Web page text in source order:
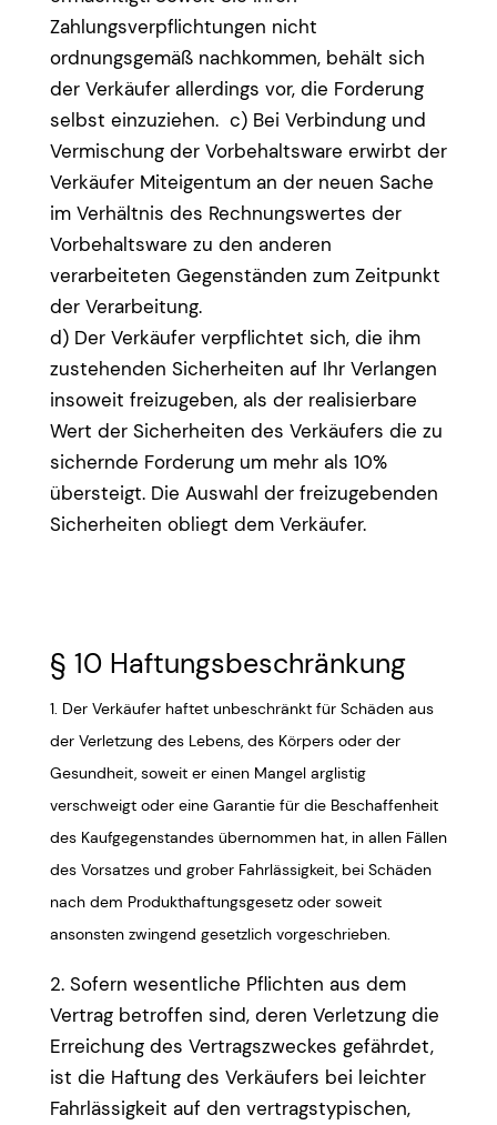
Zahlungsverpflichtungen nicht
ordnungsgemäß nachkommen, behält sich
der Verkäufer allerdings vor, die Forderung
selbst einzuziehen. c) Bei Verbindung und
Vermischung der Vorbehaltsware erwirbt der
Verkäufer Miteigentum an der neuen Sache
im Verhältnis des Rechnungswertes der
Vorbehaltsware zu den anderen
verarbeiteten Gegenständen zum Zeitpunkt
der Verarbeitung.
d) Der Verkäufer verpflichtet sich, die ihm
zustehenden Sicherheiten auf Ihr Verlangen
insoweit freizugeben, als der realisierbare
Wert der Sicherheiten des Verkäufers die zu
sichernde Forderung um mehr als 10%
übersteigt. Die Auswahl der freizugebenden
Sicherheiten obliegt dem Verkäufer.
§ 10 Haftungsbeschränkung
1. Der Verkäufer haftet unbeschränkt für Schäden aus
der Verletzung des Lebens, des Körpers oder der
Gesundheit, soweit er einen Mangel arglistig
verschweigt oder eine Garantie für die Beschaffenheit
des Kaufgegenstandes übernommen hat, in allen Fällen
des Vorsatzes und grober Fahrlässigkeit, bei Schäden
nach dem Produkthaftungsgesetz oder soweit
ansonsten zwingend gesetzlich vorgeschrieben.
2. Sofern wesentliche Pflichten aus dem
Vertrag betroffen sind, deren Verletzung die
Erreichung des Vertragszweckes gefährdet,
ist die Haftung des Verkäufers bei leichter
Fahrlässigkeit auf den vertragstypischen,